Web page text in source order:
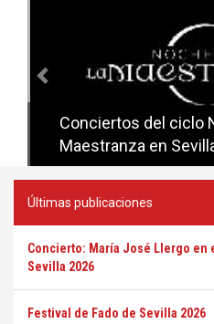
Conciertos del ciclo
Maestranza en
Conciertos del ciclo
Sevilla
Últimas publicaciones
Concierto: María José Llergo en
Sevilla 2026
Festival de Fado de Sevilla 2026